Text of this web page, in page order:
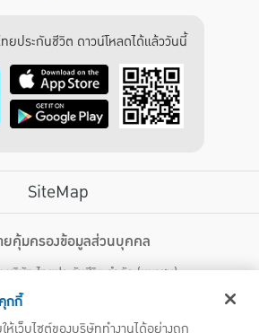
ยประกันชีวิต ดาวน์โหลดได้แล้ววันนี้
SiteMap
SOLUTIONS
ยคุ้มครองข้อมูลส่วนบุคคล
บริษัท ไทยประกันชีวิต จำกัด (มหาชน)
ดินแดง เขตดินแดง กรุงเทพฯ 10400 โทรศัพท์ 02-
กกี้
เว็บไซต์ของบริษัททำงานได้อย่างถูก